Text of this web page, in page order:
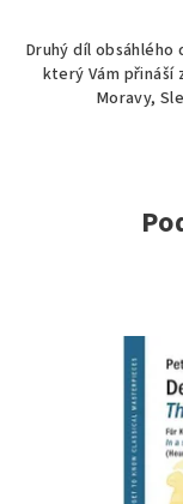
Druhý díl obsáhlého
který Vám přináší
Moravy,